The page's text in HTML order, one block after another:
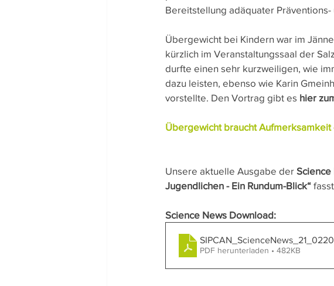
Bereitstellung adäquater
Übergewicht bei Kindern war im
kürzlich im Veranstaltungssaal der
durfte einen sehr kurzweiligen, wie
dazu leisten, ebenso wie Karin
vorstellte. Den Vortrag gibt es hier
Übergewicht braucht
Unsere aktuelle Ausgabe der Science
Jugendlichen - Ein Rundum-Blick“
Science News Download:
PDF herunterladen • 482KB